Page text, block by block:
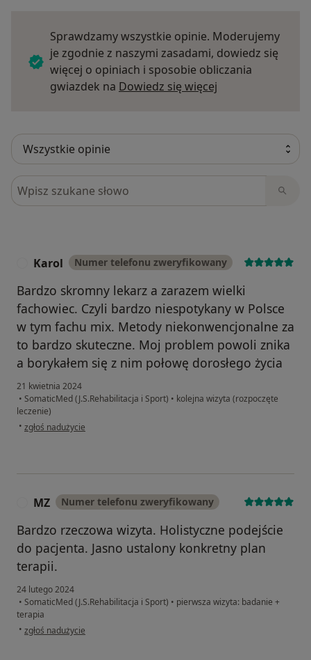
Sprawdzamy wszystkie opinie. Moderujemy
je zgodnie z naszymi zasadami, dowiedz się
więcej o opiniach i sposobie obliczania
gwiazdek na Dowiedz się więcej
Szukaj w opiniach
Karol Numer telefonu zweryfikowany
Bardzo skromny lekarz a zarazem wielki
fachowiec. Czyli bardzo niespotykany w Polsce
w tym fachu mix. Metody niekonwencjonalne za
to bardzo skuteczne. Moj problem powoli znika
a borykałem się z nim połowę dorosłego życia
21 kwietnia 2024
• SomaticMed (J.S.Rehabilitacja i Sport) • kolejna wizyta (rozpoczęte
leczenie)
• w opinii użytkownika Karol
zgłoś nadużycie
MZ Numer telefonu zweryfikowany
Bardzo rzeczowa wizyta. Holistyczne podejście
do pacjenta. Jasno ustalony konkretny plan
terapii.
24 lutego 2024
• SomaticMed (J.S.Rehabilitacja i Sport) • pierwsza wizyta: badanie +
terapia
• w opinii użytkownika MZ
zgłoś nadużycie